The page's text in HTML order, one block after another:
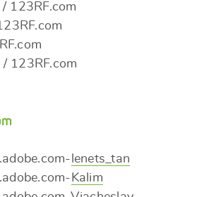
123RF.com
123RF.com
lenets_tan
Kalim